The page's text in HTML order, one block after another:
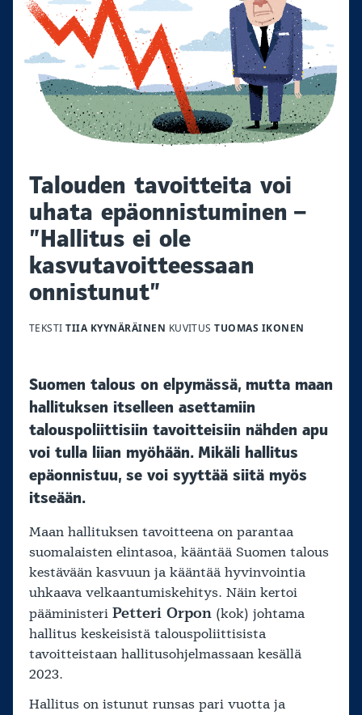
Talouden tavoitteita voi
uhata epäonnistuminen –
”Hallitus ei ole
kasvutavoitteessaan
onnistunut”
TEKSTITIIA KYYNÄRÄINEN KUVITUSTUOMAS IKONEN
Suomen talous on elpymässä, mutta maan
hallituksen itselleen asettamiin
talouspoliittisiin tavoitteisiin nähden apu
voi tulla liian myöhään. Mikäli hallitus
epäonnistuu, se voi syyttää siitä myös
itseään.
Maan hallituksen tavoitteena on parantaa
suomalaisten elintasoa, kääntää Suomen talous
kestävään kasvuun ja kääntää hyvinvointia
uhkaava velkaantumiskehitys. Näin kertoi
pääministeri Petteri Orpon (kok) johtama
hallitus keskeisistä talouspoliittisista
tavoitteistaan hallitusohjelmassaan kesällä
2023.
Hallitus on istunut runsas pari vuotta ja